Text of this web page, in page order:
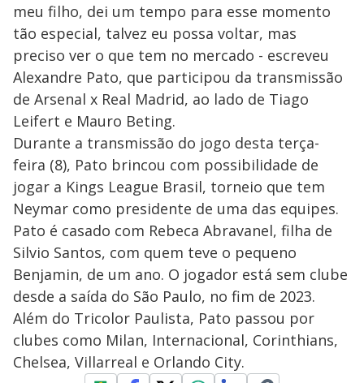
meu filho, dei um tempo para esse momento
tão especial, talvez eu possa voltar, mas
preciso ver o que tem no mercado - escreveu
Alexandre Pato, que participou da transmissão
de Arsenal x Real Madrid, ao lado de Tiago
Leifert e Mauro Beting.
Durante a transmissão do jogo desta terça-
feira (8), Pato brincou com possibilidade de
jogar a Kings League Brasil, torneio que tem
Neymar como presidente de uma das equipes.
Pato é casado com Rebeca Abravanel, filha de
Silvio Santos, com quem teve o pequeno
Benjamin, de um ano. O jogador está sem clube
desde a saída do São Paulo, no fim de 2023.
Além do Tricolor Paulista, Pato passou por
clubes como Milan, Internacional, Corinthians,
Chelsea, Villarreal e Orlando City.